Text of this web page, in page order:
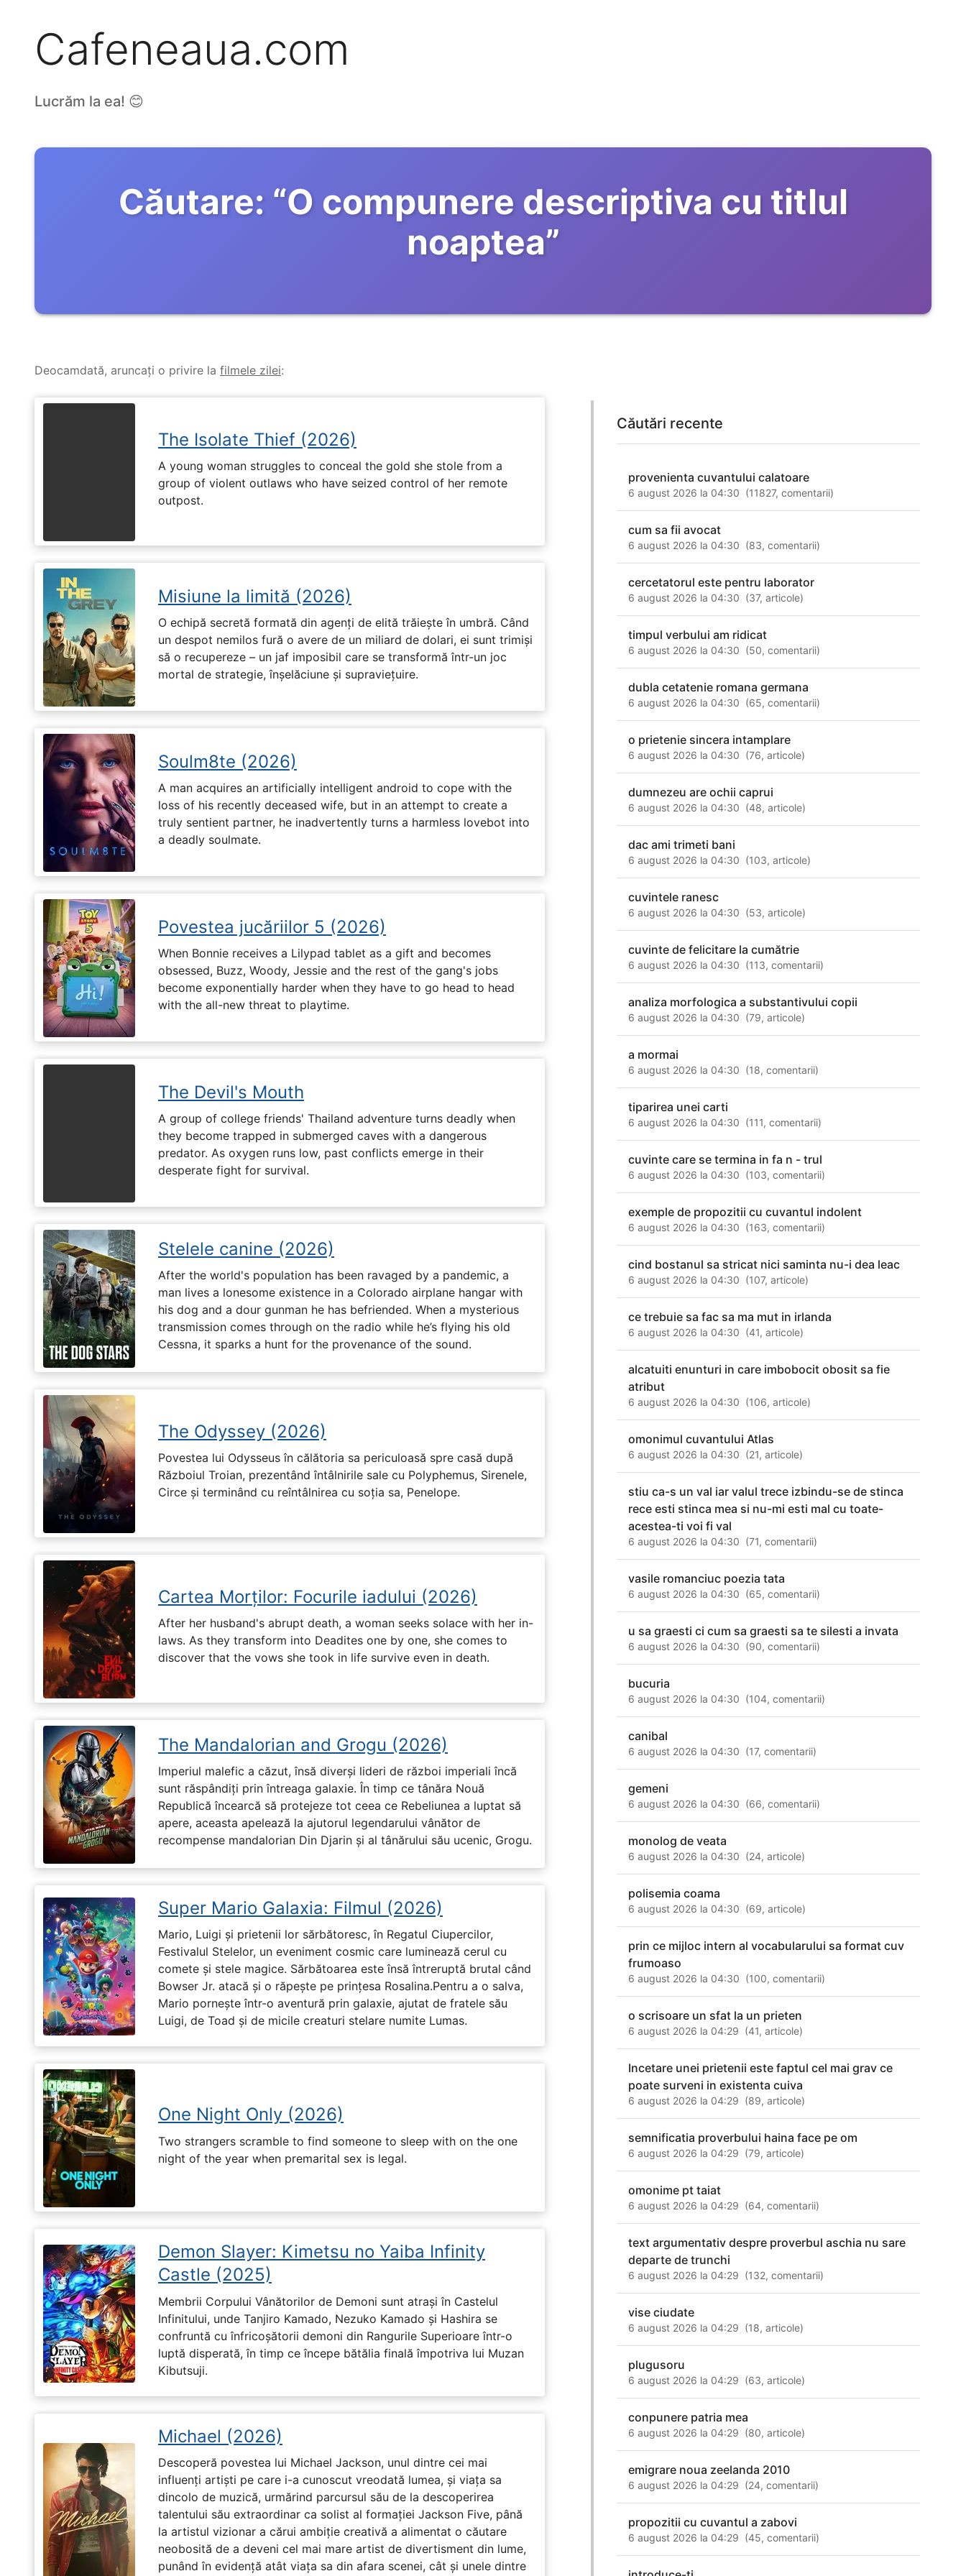
Cafeneaua.com
Lucrăm la ea! 😊
Căutare: “O compunere descriptiva cu titlul
noaptea”
Deocamdată, aruncați o privire la filmele zilei:
The Isolate Thief (2026)
A young woman struggles to conceal the gold she stole from a
group of violent outlaws who have seized control of her remote
outpost.
Misiune la limită (2026)
O echipă secretă formată din agenți de elită trăiește în umbră. Când
un despot nemilos fură o avere de un miliard de dolari, ei sunt trimiși
să o recupereze – un jaf imposibil care se transformă într-un joc
mortal de strategie, înșelăciune și supraviețuire.
Soulm8te (2026)
A man acquires an artificially intelligent android to cope with the
loss of his recently deceased wife, but in an attempt to create a
truly sentient partner, he inadvertently turns a harmless lovebot into
a deadly soulmate.
Povestea jucăriilor 5 (2026)
When Bonnie receives a Lilypad tablet as a gift and becomes
obsessed, Buzz, Woody, Jessie and the rest of the gang's jobs
become exponentially harder when they have to go head to head
with the all-new threat to playtime.
The Devil's Mouth
A group of college friends' Thailand adventure turns deadly when
they become trapped in submerged caves with a dangerous
predator. As oxygen runs low, past conflicts emerge in their
desperate fight for survival.
Stelele canine (2026)
After the world's population has been ravaged by a pandemic, a
man lives a lonesome existence in a Colorado airplane hangar with
his dog and a dour gunman he has befriended. When a mysterious
transmission comes through on the radio while he’s flying his old
Cessna, it sparks a hunt for the provenance of the sound.
The Odyssey (2026)
Povestea lui Odysseus în călătoria sa periculoasă spre casă după
Războiul Troian, prezentând întâlnirile sale cu Polyphemus, Sirenele,
Circe și terminând cu reîntâlnirea cu soția sa, Penelope.
Cartea Morților: Focurile iadului (2026)
After her husband's abrupt death, a woman seeks solace with her in-
laws. As they transform into Deadites one by one, she comes to
discover that the vows she took in life survive even in death.
The Mandalorian and Grogu (2026)
Imperiul malefic a căzut, însă diverși lideri de război imperiali încă
sunt răspândiți prin întreaga galaxie. În timp ce tânăra Nouă
Republică încearcă să protejeze tot ceea ce Rebeliunea a luptat să
apere, aceasta apelează la ajutorul legendarului vânător de
recompense mandalorian Din Djarin și al tânărului său ucenic, Grogu.
Super Mario Galaxia: Filmul (2026)
Mario, Luigi și prietenii lor sărbătoresc, în Regatul Ciupercilor,
Festivalul Stelelor, un eveniment cosmic care luminează cerul cu
comete și stele magice. Sărbătoarea este însă întreruptă brutal când
Bowser Jr. atacă și o răpește pe prinţesa Rosalina.Pentru a o salva,
Mario pornește într-o aventură prin galaxie, ajutat de fratele său
Luigi, de Toad și de micile creaturi stelare numite Lumas.
One Night Only (2026)
Two strangers scramble to find someone to sleep with on the one
night of the year when premarital sex is legal.
Demon Slayer: Kimetsu no Yaiba Infinity
Castle (2025)
Membrii Corpului Vânătorilor de Demoni sunt atrași în Castelul
Infinitului, unde Tanjiro Kamado, Nezuko Kamado și Hashira se
confruntă cu înfricoșătorii demoni din Rangurile Superioare într-o
luptă disperată, în timp ce începe bătălia finală împotriva lui Muzan
Kibutsuji.
Michael (2026)
Descoperă povestea lui Michael Jackson, unul dintre cei mai
influenți artiști pe care i-a cunoscut vreodată lumea, și viața sa
dincolo de muzică, urmărind parcursul său de la descoperirea
talentului său extraordinar ca solist al formației Jackson Five, până
la artistul vizionar a cărui ambiție creativă a alimentat o căutare
neobosită de a deveni cel mai mare artist de divertisment din lume,
punând în evidență atât viața sa din afara scenei, cât și unele dintre
Căutări recente
provenienta cuvantului calatoare
6 august 2026 la 04:30 (11827,comentarii)
cum sa fii avocat
6 august 2026 la 04:30 (83,comentarii)
cercetatorul este pentru laborator
6 august 2026 la 04:30 (37,articole)
timpul verbului am ridicat
6 august 2026 la 04:30 (50,comentarii)
dubla cetatenie romana germana
6 august 2026 la 04:30 (65,comentarii)
o prietenie sincera intamplare
6 august 2026 la 04:30 (76,articole)
dumnezeu are ochii caprui
6 august 2026 la 04:30 (48,articole)
dac ami trimeti bani
6 august 2026 la 04:30 (103,articole)
cuvintele ranesc
6 august 2026 la 04:30 (53,articole)
cuvinte de felicitare la cumătrie
6 august 2026 la 04:30 (113,comentarii)
analiza morfologica a substantivului copii
6 august 2026 la 04:30 (79,articole)
a mormai
6 august 2026 la 04:30 (18,comentarii)
tiparirea unei carti
6 august 2026 la 04:30 (111,comentarii)
cuvinte care se termina in fa n - trul
6 august 2026 la 04:30 (103,comentarii)
exemple de propozitii cu cuvantul indolent
6 august 2026 la 04:30 (163,comentarii)
cind bostanul sa stricat nici saminta nu-i dea leac
6 august 2026 la 04:30 (107,articole)
ce trebuie sa fac sa ma mut in irlanda
6 august 2026 la 04:30 (41,articole)
alcatuiti enunturi in care imbobocit obosit sa fie
atribut
6 august 2026 la 04:30 (106,articole)
omonimul cuvantului Atlas
6 august 2026 la 04:30 (21,articole)
stiu ca-s un val iar valul trece izbindu-se de stinca
rece esti stinca mea si nu-mi esti mal cu toate-
acestea-ti voi fi val
6 august 2026 la 04:30 (71,comentarii)
vasile romanciuc poezia tata
6 august 2026 la 04:30 (65,comentarii)
u sa graesti ci cum sa graesti sa te silesti a invata
6 august 2026 la 04:30 (90,comentarii)
bucuria
6 august 2026 la 04:30 (104,comentarii)
canibal
6 august 2026 la 04:30 (17,comentarii)
gemeni
6 august 2026 la 04:30 (66,comentarii)
monolog de veata
6 august 2026 la 04:30 (24,articole)
polisemia coama
6 august 2026 la 04:30 (69,articole)
prin ce mijloc intern al vocabularului sa format cuv
frumoaso
6 august 2026 la 04:30 (100,comentarii)
o scrisoare un sfat la un prieten
6 august 2026 la 04:29 (41,articole)
Incetare unei prietenii este faptul cel mai grav ce
poate surveni in existenta cuiva
6 august 2026 la 04:29 (89,articole)
semnificatia proverbului haina face pe om
6 august 2026 la 04:29 (79,articole)
omonime pt taiat
6 august 2026 la 04:29 (64,comentarii)
text argumentativ despre proverbul aschia nu sare
departe de trunchi
6 august 2026 la 04:29 (132,comentarii)
vise ciudate
6 august 2026 la 04:29 (18,articole)
plugusoru
6 august 2026 la 04:29 (63,articole)
conpunere patria mea
6 august 2026 la 04:29 (80,articole)
emigrare noua zeelanda 2010
6 august 2026 la 04:29 (24,comentarii)
propozitii cu cuvantul a zabovi
6 august 2026 la 04:29 (45,comentarii)